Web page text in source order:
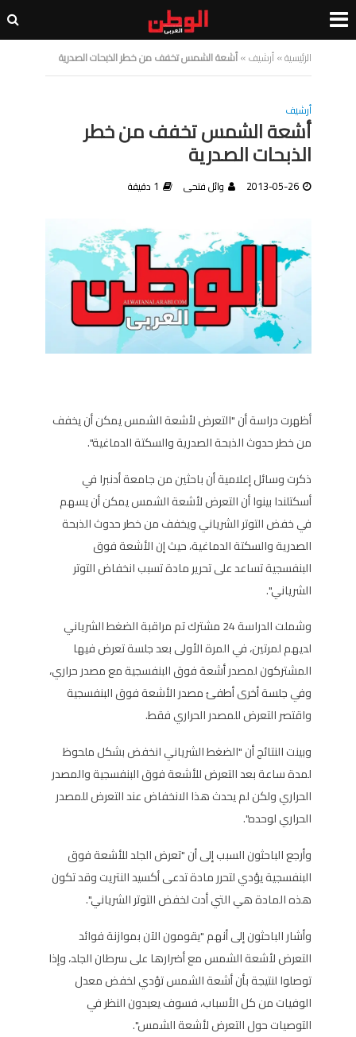
الرئيسية»أرشيف»أشعة الشمس تخفف من خطر الذبحات الصدرية
أرشيف
أشعة الشمس تخفف من خطر
الذبحات الصدرية
2013-05-26 وائل فتحى 1 دقيقة
أظهرت دراسة أن "التعرض لأشعة الشمس يمكن أن يخفف
من خطر حدوث الذبحة الصدرية والسكتة الدماغية".
ذكرت وسائل إعلامية أن باحثين من جامعة أدنبرا في
أسكتلندا بينوا أن التعرض لأشعة الشمس يمكن أن يسهم
في خفض التوتر الشرياني ويخفف من خطر حدوث الذبحة
الصدرية والسكتة الدماغية، حيث إن الأشعة فوق
البنفسجية تساعد على تحرير مادة تسبب انخفاض التوتر
الشرياني".
وشملت الدراسة 24 مشترك تم مراقبة الضغط الشرياني
لديهم لمرتين، في المرة الأولى بعد جلسة تعرض فيها
المشتركون لمصدر أشعة فوق البنفسجية مع مصدر حراري،
وفي جلسة أخرى أطفئ مصدر الأشعة فوق البنفسجية
واقتصر التعرض للمصدر الحراري فقط.
وبينت النتائج أن "الضغط الشرياني انخفض بشكل ملحوظ
لمدة ساعة بعد التعرض للأشعة فوق البنفسجية والمصدر
الحراري ولكن لم يحدث هذا الانخفاض عند التعرض للمصدر
الحراري لوحده".
وأرجع الباحثون السبب إلى أن "تعرض الجلد للأشعة فوق
البنفسجية يؤدي لتحرر مادة تدعى أكسيد النتريت وقد تكون
هذه المادة هي التي أدت لخفض التوتر الشرياني".
وأشار الباحثون إلى أنهم "يقومون الآن بموازنة فوائد
التعرض لأشعة الشمس مع أضرارها على سرطان الجلد، وإذا
توصلوا لنتيجة بأن أشعة الشمس تؤدي لخفض معدل
الوفيات من كل الأسباب، فسوف يعيدون النظر في
التوصيات حول التعرض لأشعة الشمس".